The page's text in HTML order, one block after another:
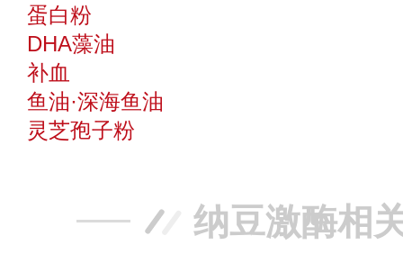
蛋白粉
DHA藻油
补血
鱼油·深海鱼油
灵芝孢子粉
纳豆激酶相